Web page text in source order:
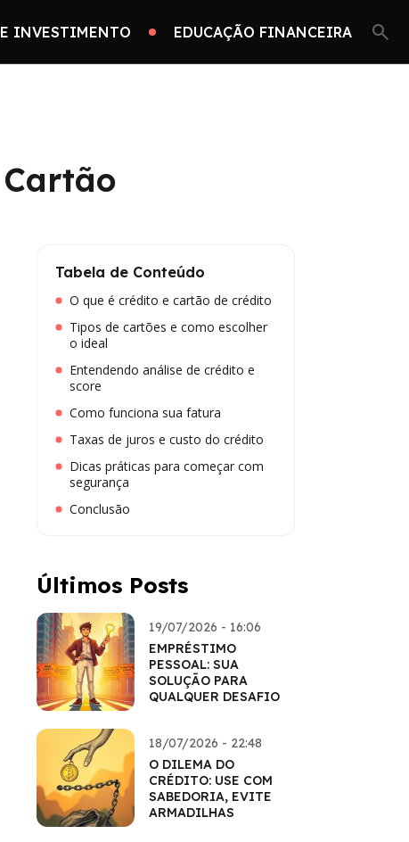
INVESTIMENTO EDUCAÇÃO FINANCEIRA
Tabela de Conteúdo
O que é crédito e cartão de crédito
Tipos de cartões e como escolher
o ideal
Entendendo análise de crédito e
score
Como funciona sua fatura
Taxas de juros e custo do crédito
Dicas práticas para começar com
segurança
Conclusão
Últimos Posts
19/07/2026 - 16:06
EMPRÉSTIMO
PESSOAL: SUA
SOLUÇÃO PARA
QUALQUER DESAFIO
18/07/2026 - 22:48
O DILEMA DO
CRÉDITO: USE COM
SABEDORIA, EVITE
ARMADILHAS